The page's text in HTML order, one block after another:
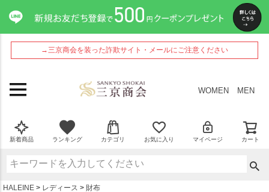
→三京商会を装った詐欺サイト・メールにご注意ください
WOMEN MEN
新着商品 ランキング カテゴリ お気に入り マイページ カート
HALEINE レディース 財布
ペー
ジト
ップ
へ